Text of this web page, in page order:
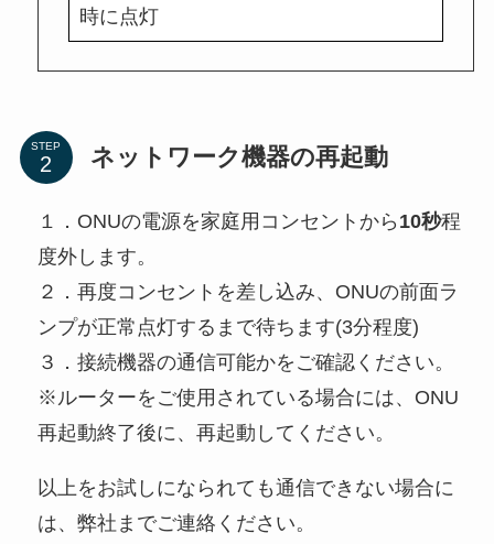
時に点灯
STEP ネットワーク機器の再起動
１．ONUの電源を家庭用コンセントから 10秒程
度外します。
２．再度コンセントを差し込み、ONUの前面ラ
ンプが正常点灯するまで待ちます(3分程度)
３．接続機器の通信可能かをご確認ください。
※ルーターをご使用されている場合には、ONU
再起動終了後に、再起動してください。
以上をお試しになられても通信できない場合に
は、弊社までご連絡ください。